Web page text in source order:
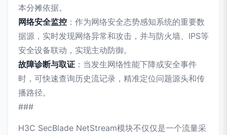
本分摊依据。
网络安全监控 ：作为网络安全态势感知系统的重要数
据源，实时发现网络异常和攻击，并与防火墙、IPS等
安全设备联动，实现主动防御。
故障诊断与取证 ：当发生网络性能下降或安全事件
时，可快速查询历史流记录，精准定位问题源头和传
播路径。
###
H3C SecBlade NetStream模块不仅仅是一个流量采